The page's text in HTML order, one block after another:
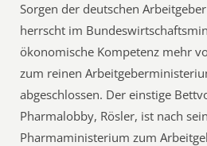
Sorgen der deutschen
herrscht im
ökonomische Kompetenz mehr
zum reinen
abgeschlossen. Der einstige
Pharmalobby, Rösler, ist nach
Pharmaministerium zum